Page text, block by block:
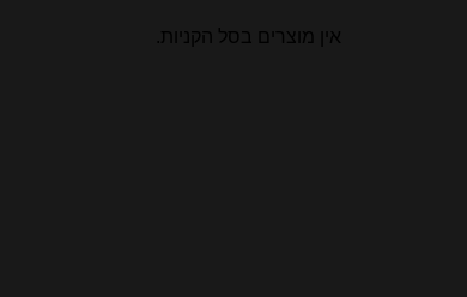
אין מוצרים בסל הקניות.